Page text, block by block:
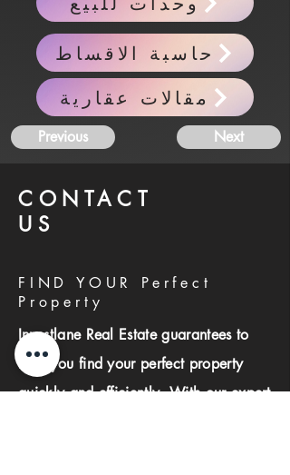
حاسبة الاقساط
مقالات عقارية
Previous Next
CONTACT
US
FIND YOUR Perfect
Property
Investlane Real Estate guarantees to
help you find your perfect property
quickly and efficiently. With our expert